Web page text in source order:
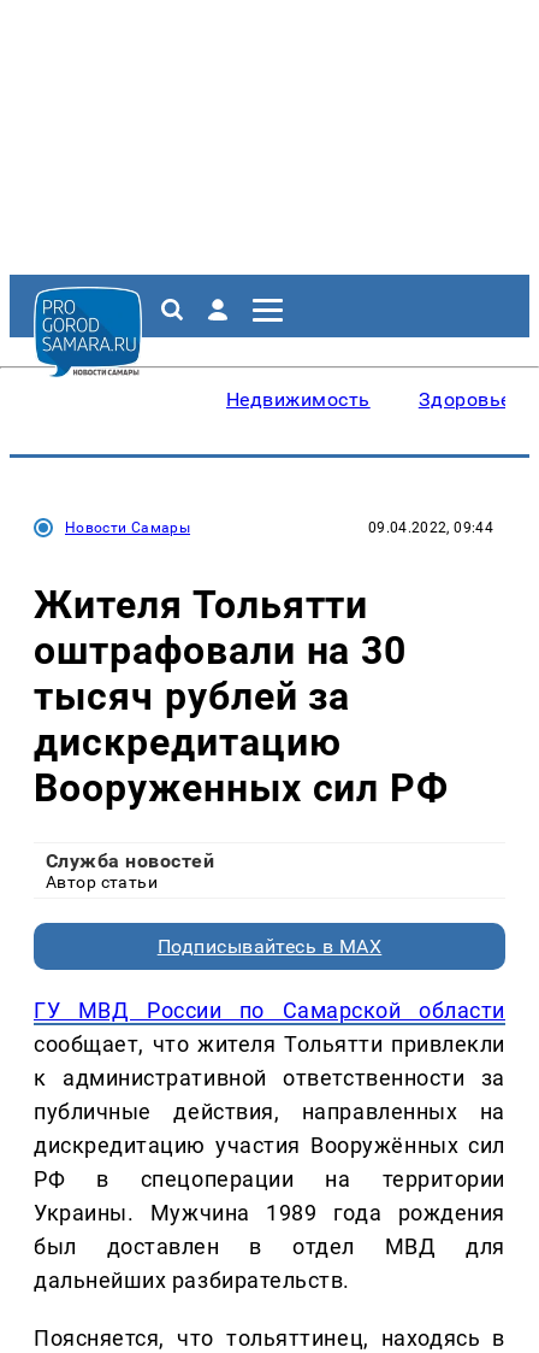
Недвижимость Здоровье
Новости Самары 09.04.2022, 09:44
Жителя Тольятти
оштрафовали на 30
тысяч рублей за
дискредитацию
Вооруженных сил РФ
Служба новостей
Автор статьи
Подписывайтесь в MAX
ГУ МВД России по Самарской области
сообщает, что жителя Тольятти привлекли
к административной ответственности за
публичные действия, направленных на
дискредитацию участия Вооружённых сил
РФ в спецоперации на территории
Украины. Мужчина 1989 года рождения
был доставлен в отдел МВД для
дальнейших разбирательств.
Поясняется, что тольяттинец, находясь в